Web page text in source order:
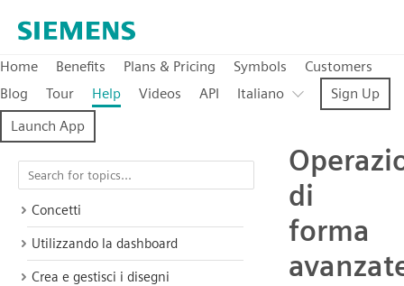
Home Benefits Plans & Pricing Symbols
Customers
Blog
Tour Help Videos API Italiano
Sign Up
Launch App
Concetti
Utilizzando la dashboard
Crea e gestisci i disegni
di
forma